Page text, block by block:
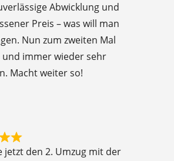
Abwicklung und
Preis – was will man
Nun zum zweiten Mal
und immer wieder sehr
Macht weiter so!
jetzt den 2. Umzug mit der